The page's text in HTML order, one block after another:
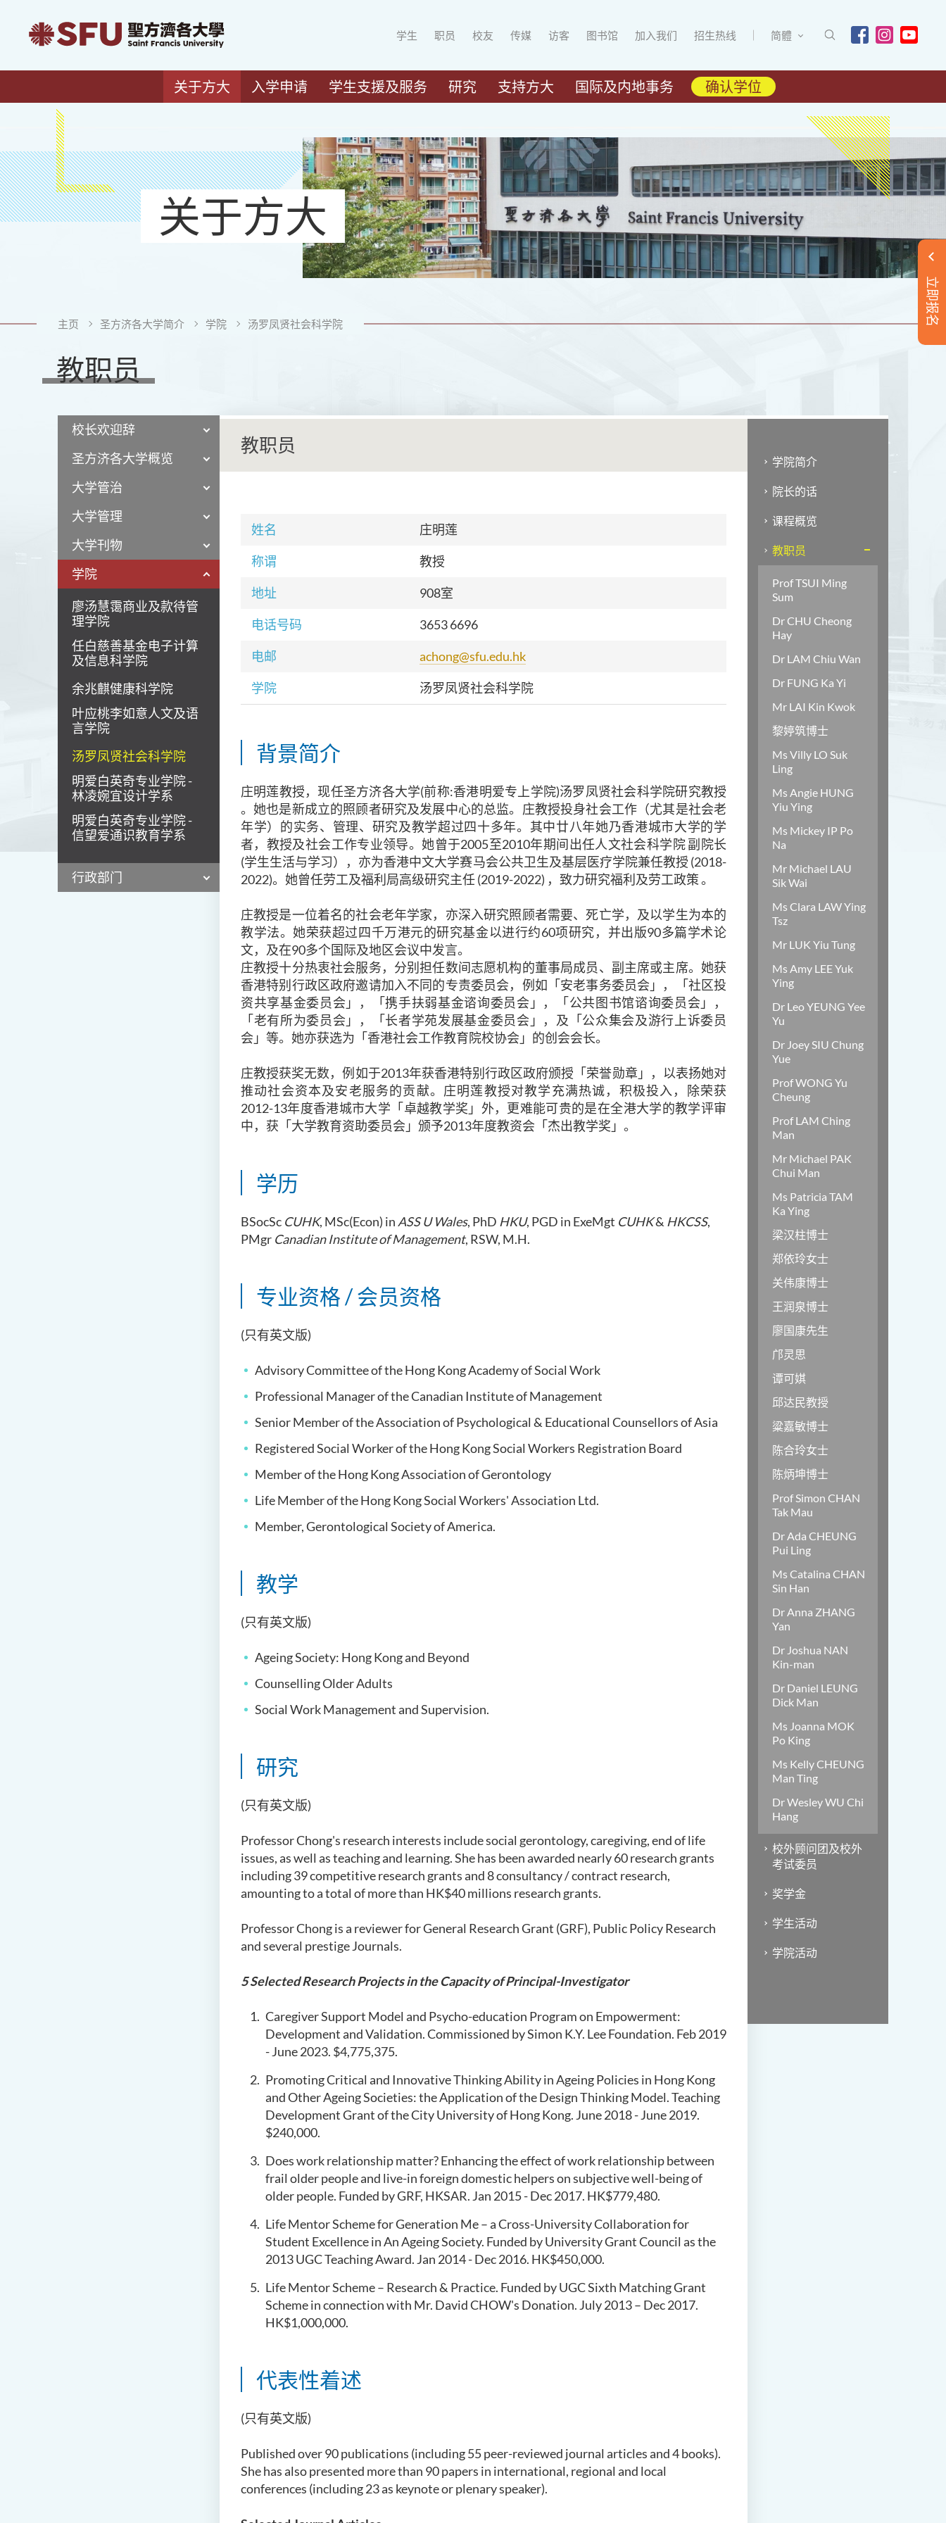
学生 职员 校友 传媒 访客 图书馆 加入我们 招生热线 简體
关于方大 入学申请 学生支援及服务 研究 支持方大 国际及内地事务 确认学位
立即报名
关于方大
主页 圣方济各大学简介 学院 汤罗凤贤社会科学院
教职员
校长欢迎辞
圣方济各大学概览
大学管治
大学管理
大学刊物
学院
廖汤慧霭商业及款待管
理学院
任白慈善基金电子计算
及信息科学院
余兆麒健康科学院
叶应桃李如意人文及语
言学院
汤罗凤贤社会科学院
明爱白英奇专业学院 -
林凌婉宜设计学系
明爱白英奇专业学院 -
信望爱通识教育学系
行政部门
教职员
姓名 庄明莲
称谓 教授
地址 908室
电话号码 3653 6696
电邮 achong@sfu.edu.hk
学院 汤罗凤贤社会科学院
背景简介
庄明莲教授，现任圣方济各大学(前称:香港明爱专上学院)汤罗凤贤社会科学院研究教授
。她也是新成立的照顾者研究及发展中心的总监。 庄教授投身社会工作（尤其是社会老
年学）的实务、管理、研究及教学超过四十多年。其中廿八年她乃香港城市大学的学
者， 教授及社会工作专业领导。她曾于2005至2010年期间出任人文社会科学院 副院长
(学生生活与学习），亦为香港中文大学赛马会公共卫生及基层医疗学院兼任教授 (2018-
2022)。她曾任劳工及福利局高级研究主任 (2019-2022) ，致力研究福利及劳工政策 。
庄教授是一位着名的社会老年学家，亦深入研究照顾者需要、死亡学，及以学生为本的
教学法。她荣获超过四千万港元的研究基金以进行约60项研究，并出版90多篇学术论
文，及在90多个国际及地区会议中发言。
庄教授十分热衷社会服务，分别担任数间志愿机构的董事局成员、副主席或主席。她获
香港特别行政区政府邀请加入不同的专责委员会，例如「安老事务委员会」，「社区投
资共享基金委员会」，「携手扶弱基金谘询委员会」，「公共图书馆谘询委员会」，
「老有所为委员会」，「长者学苑发展基金委员会」，及「公众集会及游行上诉委员
会」等。她亦获选为「香港社会工作教育院校协会」的创会会长。
庄教授获奖无数，例如于2013年获香港特别行政区政府颁授「荣誉勋章」，以表扬她对
推动社会资本及安老服务的贡献。庄明莲教授对教学充满热诚，积极投入，除荣获
2012-13年度香港城市大学「卓越教学奖」外，更难能可贵的是在全港大学的教学评审
中，获「大学教育资助委员会」颁予2013年度教资会「杰出教学奖」。
学历
BSocSc CUHK, MSc(Econ) in ASS U Wales, PhD HKU, PGD in ExeMgt CUHK& HKCSS,
PMgr Canadian Institute of Management, RSW, M.H.
专业资格 / 会员资格
(只有英文版)
Advisory Committee of the Hong Kong Academy of Social Work
Professional Manager of the Canadian Institute of Management
Senior Member of the Association of Psychological & Educational Counsellors of Asia
Registered Social Worker of the Hong Kong Social Workers Registration Board
Member of the Hong Kong Association of Gerontology
Life Member of the Hong Kong Social Workers' Association Ltd.
Member, Gerontological Society of America.
教学
(只有英文版)
Ageing Society: Hong Kong and Beyond
Counselling Older Adults
Social Work Management and Supervision.
研究
(只有英文版)
Professor Chong's research interests include social gerontology, caregiving, end of life
issues, as well as teaching and learning. She has been awarded nearly 60 research grants
including 39 competitive research grants and 8 consultancy / contract research,
amounting to a total of more than HK$40 millions research grants.
Professor Chong is a reviewer for General Research Grant (GRF), Public Policy Research
and several prestige Journals.
5 Selected Research Projects in the Capacity of Principal-Investigator
Caregiver Support Model and Psycho-education Program on Empowerment:
Development and Validation. Commissioned by Simon K.Y. Lee Foundation. Feb 2019
- June 2023. $4,775,375.
Promoting Critical and Innovative Thinking Ability in Ageing Policies in Hong Kong
and Other Ageing Societies: the Application of the Design Thinking Model. Teaching
Development Grant of the City University of Hong Kong. June 2018 - June 2019.
$240,000.
Does work relationship matter? Enhancing the effect of work relationship between
frail older people and live-in foreign domestic helpers on subjective well-being of
older people. Funded by GRF, HKSAR. Jan 2015 - Dec 2017. HK$779,480.
Life Mentor Scheme for Generation Me – a Cross-University Collaboration for
Student Excellence in An Ageing Society. Funded by University Grant Council as the
2013 UGC Teaching Award. Jan 2014 - Dec 2016. HK$450,000.
Life Mentor Scheme – Research & Practice. Funded by UGC Sixth Matching Grant
Scheme in connection with Mr. David CHOW's Donation. July 2013 – Dec 2017.
HK$1,000,000.
代表性着述
(只有英文版)
Published over 90 publications (including 55 peer-reviewed journal articles and 4 books).
She has also presented more than 90 papers in international, regional and local
conferences (including 23 as keynote or plenary speaker).
学院简介
院长的话
课程概览
教职员
Prof TSUI Ming
Sum
Dr CHU Cheong
Hay
Dr LAM Chiu Wan
Dr FUNG Ka Yi
Mr LAI Kin Kwok
黎婷筑博士
Ms Villy LO Suk
Ling
Ms Angie HUNG
Yiu Ying
Ms Mickey IP Po
Na
Mr Michael LAU
Sik Wai
Ms Clara LAW Ying
Tsz
Mr LUK Yiu Tung
Ms Amy LEE Yuk
Ying
Dr Leo YEUNG Yee
Yu
Dr Joey SIU Chung
Yue
Prof WONG Yu
Cheung
Prof LAM Ching
Man
Mr Michael PAK
Chui Man
Ms Patricia TAM
Ka Ying
梁汉柱博士
郑依玲女士
关伟康博士
王润泉博士
廖国康先生
邝灵思
谭可娸
邱达民教授
粱嘉敏博士
陈合玲女士
陈炳坤博士
Prof Simon CHAN
Tak Mau
Dr Ada CHEUNG
Pui Ling
Ms Catalina CHAN
Sin Han
Dr Anna ZHANG
Yan
Dr Joshua NAN
Kin-man
Dr Daniel LEUNG
Dick Man
Ms Joanna MOK
Po King
Ms Kelly CHEUNG
Man Ting
Dr Wesley WU Chi
Hang
校外顾问团及校外
考试委员
奖学金
学生活动
学院活动